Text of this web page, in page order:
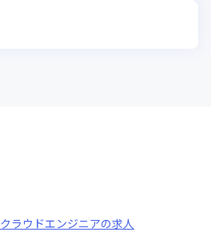
クラウドエンジニアの求人